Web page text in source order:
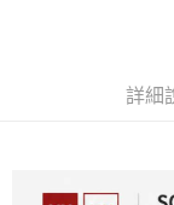
【繳款方式說明】
AFTEE先享後付是「
３．安心：先確認商
全家付款取貨
詳細